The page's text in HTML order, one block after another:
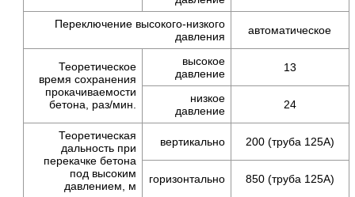
Переключение высокого-низкого
давления
автоматическое
Теоретическое
время сохранения
прокачиваемости
бетона, раз/мин.
высокое
давление
13
низкое
давление
24
Теоретическая
дальность при
перекачке бетона
под высоким
давлением, м
вертикально 200 (труба 125A)
горизонтально 850 (труба 125A)